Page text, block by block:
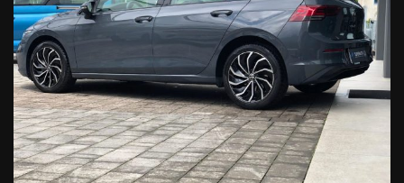
• LAVAGGIO E SANIFICAZIONE INTERNI VETTURA
• CONTROLLO PRE-ACQUISTO STATO VETTURA DA PARTE
DEL NOSTRO STAFF
• CHILOMETRAGGIO DELL’AUTO ACQUISTATA ESPRESSO IN
FATTURA
• PREZZI REALI NON LEGATI AL FINANZIAMENTO